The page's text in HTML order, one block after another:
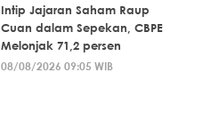
Intip Jajaran Saham Raup
Cuan dalam Sepekan, CBPE
Melonjak 71,2 persen
08/08/2026 09:05 WIB